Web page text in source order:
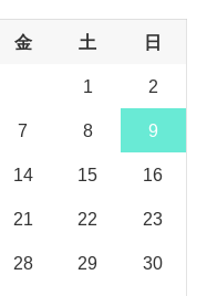
金 土 日
1 2
7 8 9
14 15 16
21 22 23
28 29 30